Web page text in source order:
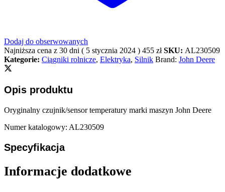
Dodaj do obserwowanych
Najniższa cena z 30 dni ( 5 stycznia 2024 ) 455 zł SKU: AL230509
Kategorie: Ciągniki rolnicze, Elektryka, Silnik Brand: John Deere
Opis produktu
Oryginalny czujnik/sensor temperatury marki maszyn John Deere
Numer katalogowy: AL230509
Specyfikacja
Informacje dodatkowe